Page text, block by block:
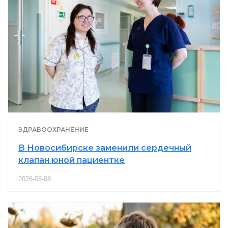
ЗДРАВООХРАНЕНИЕ
В Новосибирске заменили сердечный
клапан юной пациентке
2026-08-08